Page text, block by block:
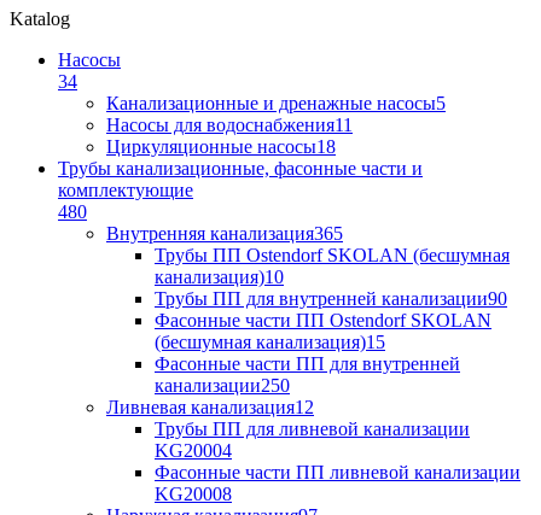
Katalog
Насосы
34
Канализационные и дренажные насосы5
Насосы для водоснабжения11
Циркуляционные насосы18
Трубы канализационные, фасонные части и
комплектующие
480
Внутренняя канализация365
Трубы ПП Ostendorf SKOLAN (бесшумная
канализация)10
Трубы ПП для внутренней канализации90
Фасонные части ПП Ostendorf SKOLAN
(бесшумная канализация)15
Фасонные части ПП для внутренней
канализации250
Ливневая канализация12
Трубы ПП для ливневой канализации
KG20004
Фасонные части ПП ливневой канализации
KG20008